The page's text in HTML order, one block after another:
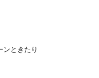
ンときたり